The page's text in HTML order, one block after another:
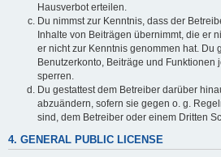
Hausverbot erteilen.
Du nimmst zur Kenntnis, dass der
Inhalte von Beiträgen übernimmt, die er
er nicht zur Kenntnis genommen hat. Du
Benutzerkonto, Beiträge und Funktionen
sperren.
Du gestattest dem Betreiber darüber
abzuändern, sofern sie gegen o. g.
sind, dem Betreiber oder einem Dritten
4. GENERAL PUBLIC LICENSE